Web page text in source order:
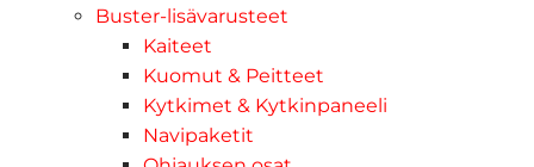
Buster-lisävarusteet
Kaiteet
Kuomut & Peitteet
Kytkimet & Kytkinpaneeli
Navipaketit